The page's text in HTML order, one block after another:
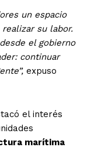
un espacio
su labor.
el gobierno
continuar
expuso
el interés
marítima